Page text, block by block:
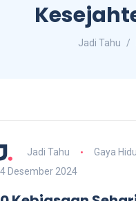
Jadi Tahu
Jadi Tahu
Gaya
Desember 2024